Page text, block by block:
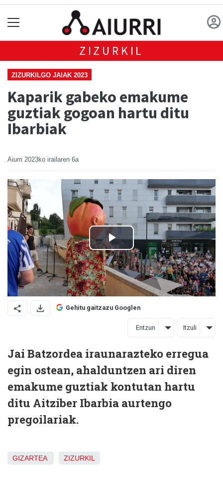
ZIZURKIL
ZIZURKILGO JAIAK 2023
Kaparik gabeko emakume
guztiak gogoan hartu ditu
Ibarbiak
Aiurri 2023ko irailaren 6a
Gehitu gaitzazu Googlen
Entzun Itzuli
Jai Batzordea iraunarazteko erregua
egin ostean, ahalduntzen ari diren
emakume guztiak kontutan hartu
ditu Aitziber Ibarbia aurtengo
pregoilariak.
GIZARTEA ZIZURKIL